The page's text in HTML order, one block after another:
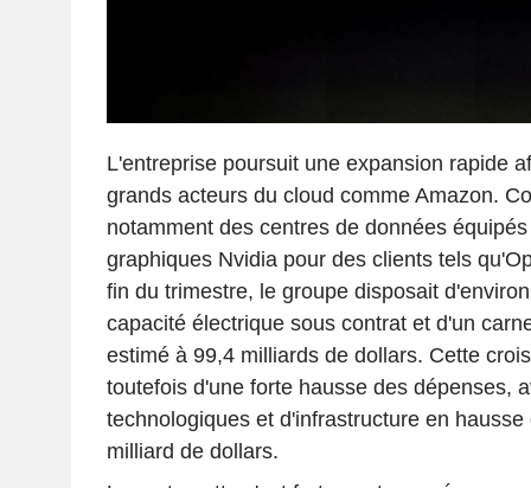
L'entreprise poursuit une expansion rapide
grands acteurs du cloud comme Amazon.
notamment des centres de données
graphiques Nvidia pour des clients tels
fin du trimestre, le groupe disposait
capacité électrique sous contrat et d'un
estimé à 99,4 milliards de dollars. Cette
toutefois d'une forte hausse des dépenses,
technologiques et d'infrastructure en
milliard de dollars.